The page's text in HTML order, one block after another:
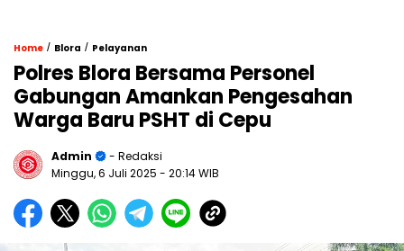
Home / Blora / Pelayanan
Polres Blora Bersama Personel
Gabungan Amankan Pengesahan
Warga Baru PSHT di Cepu
Admin
- Redaksi
Minggu, 6 Juli 2025 - 20:14 WIB